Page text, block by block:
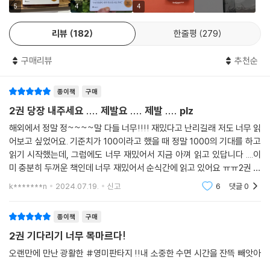
엄청난 힘과 전투력을 넘어 무자비한 거만함까지 갖춘 생도 사이에서 결국
먹잇감이 된 작고 약한 바이올렛이 선택한 무기는 바로 그의 머리. 군사학
교 교칙을 모조리 외우는 비상한 기억력을 바탕으로 펼쳐 보이는 온갖 지
서사를 보여준다.
잔혹한 경쟁 게임 속 진취적인 바이올렛과 그녀를 둘러싼 다양한 인물들이
만들어내는 재미와 갈등, 매력적인 수백의 드래곤 무리와 화려한 전투가
장관을 이루는 놀라운 이 세계관은 《왕좌의 게임》, 《다이버전트》 등을 작
업한 이수현 국내 최고 판타지 번역가의 섬세한 완역으로 완성되어 새로운
판타지 대작을 애타게 기다린 독자들에게 마지막 책장까지 쉼 없이 빠져드
는 완벽한 몰입과 만족감을 선사할 것이다.
“은빛 아이야, 용기의 힘은 물리적인 힘보다 중요하다.”
드래곤이 선택한 단 한 명의 라이더, 그들이 써 내려간 위대한 이야기
5 4 4
리뷰 182 한줄평 279
구매리뷰 추천순
종이책 구매
2권 당장 내주세요 .... 제발요 .... 제발 .... plz
해외에서 정말 정~~~~말 다들 너무!!!! 재밌다고 난리길래 저도 너무 읽
어보고 싶었어요. 기준치가 100이라고 했을 때 정말 1000의 기대를 하고
읽기 시작했는데, 그럼에도 너무 재밌어서 지금 아껴 읽고 있답니다 ....이
미 충분히 두꺼운 책인데 너무 재밌어서 순식간에 읽고 있어요 ㅠㅠ2권 얼
른 제발 얼른 당장 나왔으면 좋겠어요 흑...
k*******n 2024.07.19. 신고 6 댓글0
종이책 구매
2권 기다리기 너무 목마르다!
오랜만에 만난 광활한 #영미판타지 !!내 소중한 수면 시간을 잔뜩 빼앗아